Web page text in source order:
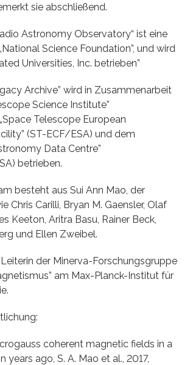
sie abschließend.
Astronomy Observatory“ ist eine
Science Foundation”, und wird
Universities, Inc. betrieben”
Archive” wird in Zusammenarbeit
Science Institute”
Telescope European
(ST-ECF/ESA) und dem
Data Centre”
betrieben.
besteht aus Sui Ann Mao, der
Chris Carilli, Bryan M. Gaensler, Olaf
Keeton, Aritra Basu, Rainer Beck,
und Ellen Zweibel.
der Minerva-Forschungsgruppe
am Max-Planck-Institut für
coherent magnetic fields in a
years ago, S. A. Mao et al., 2017,